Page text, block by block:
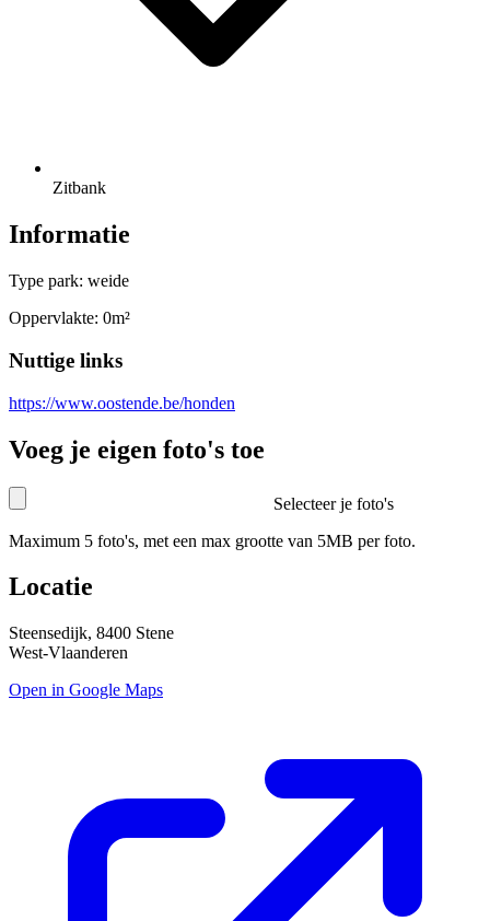
Zitbank
Informatie
Type park: weide
Oppervlakte: 0m²
Nuttige links
https://www.oostende.be/honden
Voeg je eigen foto's toe
Selecteer je foto's
Maximum 5 foto's, met een max grootte van 5MB per foto.
Locatie
Steensedijk, 8400 Stene
West-Vlaanderen
Open in Google Maps